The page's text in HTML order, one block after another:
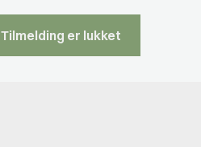
Tilmelding er lukket